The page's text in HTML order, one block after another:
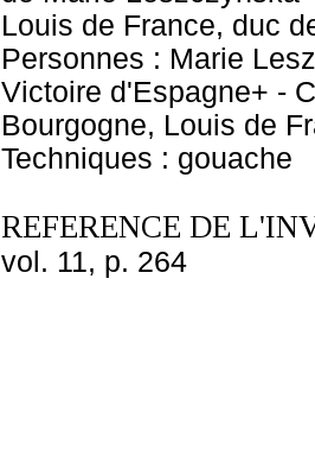
Louis de France, duc
Personnes : Marie
Victoire d'Espagne+ -
Bourgogne, Louis de
Techniques : gouache
REFERENCE DE
vol. 11, p. 264